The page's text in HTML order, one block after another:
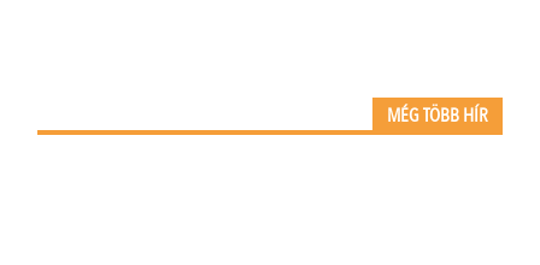
MÉG TÖBB HÍR